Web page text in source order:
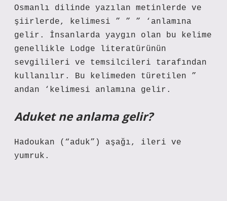
Osmanlı dilinde yazılan metinlerde ve
şiirlerde, kelimesi ” ” ” ‘anlamına
gelir. İnsanlarda yaygın olan bu kelime
genellikle Lodge literatürünün
sevgilileri ve temsilcileri tarafından
kullanılır. Bu kelimeden türetilen ”
andan ‘kelimesi anlamına gelir.
Aduket ne anlama gelir?
Hadoukan (“aduk”) aşağı, ileri ve
yumruk.